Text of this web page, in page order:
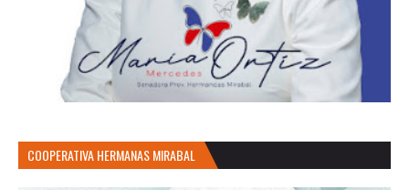
COOPERATIVA HERMANAS MIRABAL